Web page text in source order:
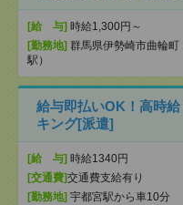
[給 与] 時給1,300円～
[勤務地] 群馬県伊勢崎市曲輪
駅）
給与即払いOK！高時
キング[派遣]
[給 与] 時給1340円
[交通費]交通費支給有り
[勤務地] 宇都宮駅から車10分